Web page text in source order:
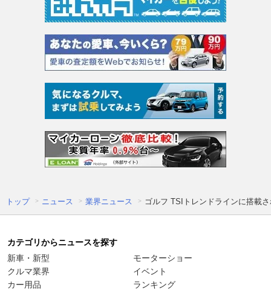
トップ ニュース 業界ニュース ゴルフ TSIトレンドラインに搭載
カテゴリからニュースを探す
新車・新型
クルマ業界
カー用品
モーターショー
イベント
ランキング